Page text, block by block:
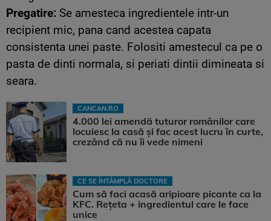
Pregatire: Se amesteca ingredientele intr-un
recipient mic, pana cand acestea capata
consistenta unei paste. Folositi amestecul ca pe o
pasta de dinti normala, si periati dintii dimineata si
seara.
CANCAN.RO
4.000 lei amendă tuturor românilor care
locuiesc la casă și fac acest lucru în curte,
crezând că nu îi vede nimeni
CE SE ÎNTÂMPLĂ DOCTORE
Cum să faci acasă aripioare picante ca la
KFC. Rețeta + ingredientul care le face
unice